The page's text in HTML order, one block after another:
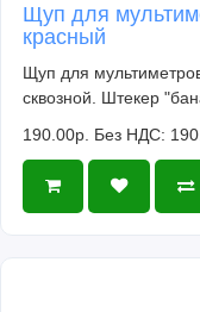
Щуп для
красный
Щуп для
сквозной. Штекер
190.00р. Без НДС: